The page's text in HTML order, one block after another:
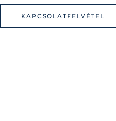
KAPCSOLATFELVÉTEL